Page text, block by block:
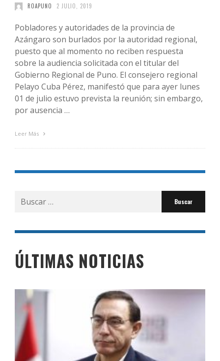
ROAPUNO 2 JULIO, 2019
Pobladores y autoridades de la provincia de
Azángaro son burlados por la autoridad regional,
puesto que al momento no reciben respuesta
sobre la audiencia solicitada con el titular del
Gobierno Regional de Puno. El consejero regional
Pelayo Cuba Pérez, manifestó que para ayer lunes
01 de julio estuvo prevista la reunión; sin embargo,
por ausencia …
Leer Más
Buscar
por:
ÚLTIMAS NOTICIAS